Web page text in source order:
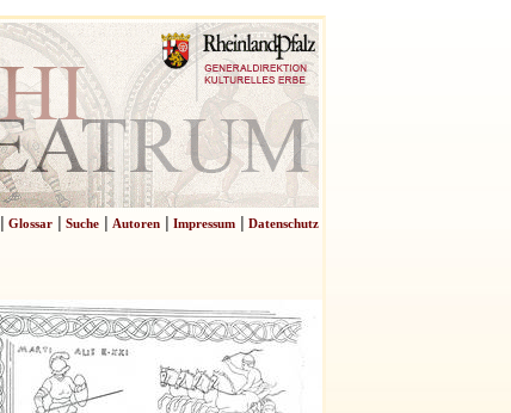
Glossar| Suche| Autoren| Impressum| Datenschutz